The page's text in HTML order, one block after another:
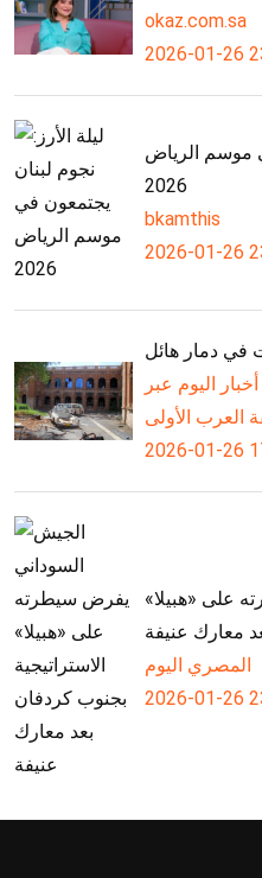
okaz.com.sa
2026-01-26
موسم الرياض
2026
bkamthis
2026-01-26
في دمار هائل
اليوم عبر
العرب الأولى
2026-01-26
على «هبيلا»
معارك عنيفة
المصري اليوم
2026-01-26